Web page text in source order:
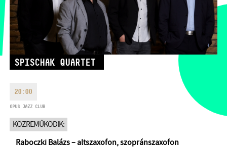
OPUS JAZZ CLUB
TELEFON
EMAIL
info@opusjazzclub.hu
TELEFON
SZOMBAT:10:00-22:00
SPISCHAK QUARTET
20:00
OPUS JAZZ CLUB
KÖZREMŰKÖDIK:
Raboczki Balázs – altszaxofon, szopránszaxofon